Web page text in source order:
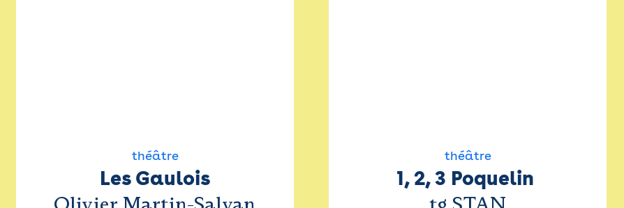
théâtre
Les Gaulois
théâtre
1, 2, 3 Poquelin